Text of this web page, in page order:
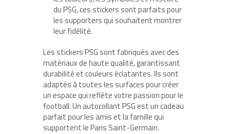
du PSG, ces stickers sont parfaits pour
les supporters qui souhaitent montrer
leur fidélité.
Les stickers PSG sont fabriqués avec des
matériaux de haute qualité, garantissant
durabilité et couleurs éclatantes. Ils sont
adaptés à toutes les surfaces pour créer
un espace qui reflète votre passion pour le
football. Un autocollant PSG est un cadeau
parfait pour les amis et la famille qui
supportent le Paris Saint-Germain.